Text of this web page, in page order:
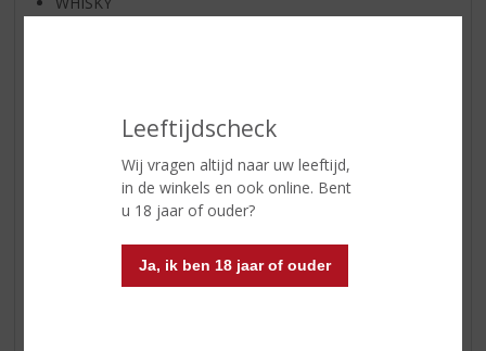
Leeftijdscheck
Wij vragen altijd naar uw leeftijd,
in de winkels en ook online. Bent
u 18 jaar of ouder?
Ja, ik ben 18 jaar of ouder
KANT EN KLAAR
FRISDRANK
GLASWERK
GESCHENKVERPAKKING
(RELATIE)GESCHENKEN